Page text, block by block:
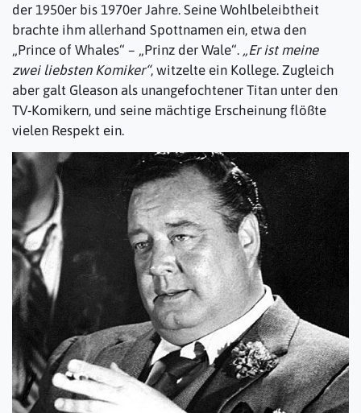
der 1950er bis 1970er Jahre. Seine Wohlbeleibtheit
brachte ihm allerhand Spottnamen ein, etwa den
„Prince of Whales“ – „Prinz der Wale“. „Er ist meine
zwei liebsten Komiker“, witzelte ein Kollege. Zugleich
aber galt Gleason als unangefochtener Titan unter den
TV-Komikern, und seine mächtige Erscheinung flößte
vielen Respekt ein.